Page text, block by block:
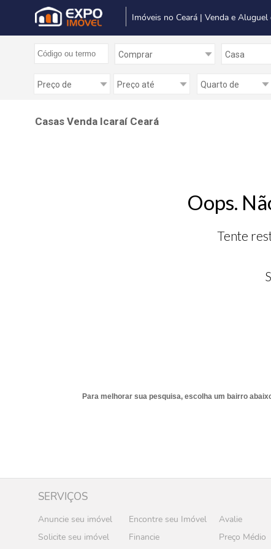
Imóveis no Ceará | Venda e Aluguel
Casas Venda Icaraí Ceará
Oops.
Tente
Para melhorar sua pesquisa, escolha um bairro
SERVIÇOS
Anuncie seu imóvel Encontre seu Imóvel
Avalie
Solicite seu imóvel
Financie
Preço Médio